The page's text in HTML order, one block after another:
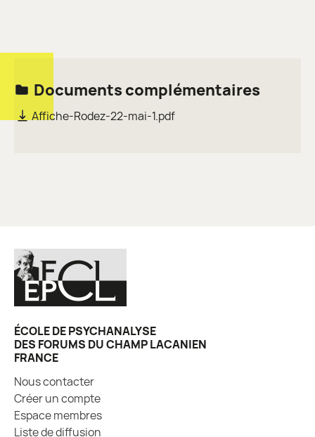
Documents complémentaires
Affiche-Rodez-22-mai-1.pdf
ÉCOLE DE PSYCHANALYSE
DES FORUMS DU CHAMP LACANIEN
FRANCE
Nous contacter
Créer un compte
Espace membres
Liste de diffusion